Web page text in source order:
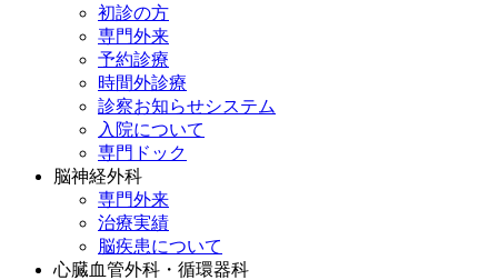
初診の方
専門外来
予約診療
時間外診療
診察お知らせシステム
入院について
専門ドック
脳神経外科
専門外来
治療実績
脳疾患について
心臓血管外科・循環器科